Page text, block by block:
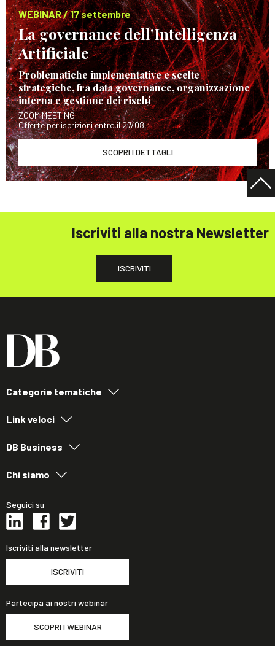
WEBINAR / 17 settembre
La governance dell’Intelligenza
Artificiale
Problematiche implementative e scelte
strategiche, fra data governance, organizzazione
interna e gestione dei rischi
ZOOM MEETING
Offerte per iscrizioni entro il 27/08
SCOPRI I DETTAGLI
Iscriviti alla nostra Newsletter
ISCRIVITI
Categorie tematiche
Link veloci
DB Business
Chi siamo
Seguici su
Iscriviti alla newsletter
ISCRIVITI
Partecipa ai nostri webinar
SCOPRI I WEBINAR